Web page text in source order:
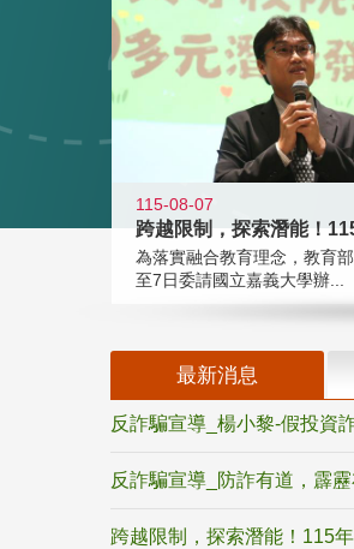
115-08-07
為落實融合教育理念，教育
至7日委請國立嘉義大學辦...
最新消息
反詐騙宣導_楊小黎-假投資
反詐騙宣導_防詐有道，霹
跨越限制，探索潛能！115